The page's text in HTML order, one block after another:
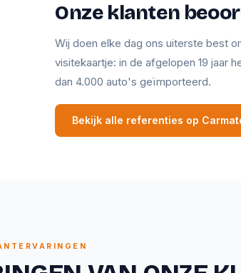
Onze klanten
Wij doen elke dag ons uiterste best
visitekaartje: in de afgelopen 19 jaar
dan 4.000 auto's geïmporteerd.
Bekijk alle referenties op